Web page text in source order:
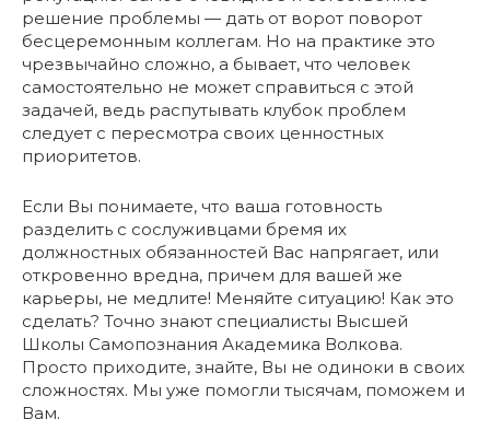
решение проблемы — дать от ворот поворот
бесцеремонным коллегам. Но на практике это
чрезвычайно сложно, а бывает, что человек
самостоятельно не может справиться с этой
задачей, ведь распутывать клубок проблем
следует с пересмотра своих ценностных
приоритетов.
Если Вы понимаете, что ваша готовность
разделить с сослуживцами бремя их
должностных обязанностей Вас напрягает, или
откровенно вредна, причем для вашей же
карьеры, не медлите! Меняйте ситуацию! Как это
сделать? Точно знают специалисты Высшей
Школы Самопознания Академика Волкова.
Просто приходите, знайте, Вы не одиноки в своих
сложностях. Мы уже помогли тысячам, поможем и
Вам.